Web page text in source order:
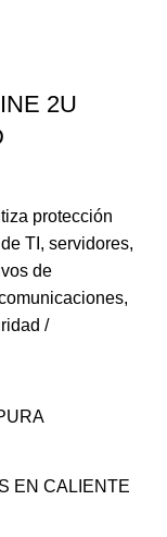
2U
protección
TI, servidores,
de
/
EN CALIENTE